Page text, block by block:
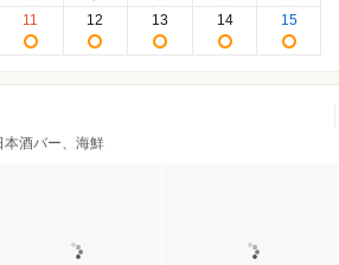
11 12 13 14 15
本酒バー、海鮮